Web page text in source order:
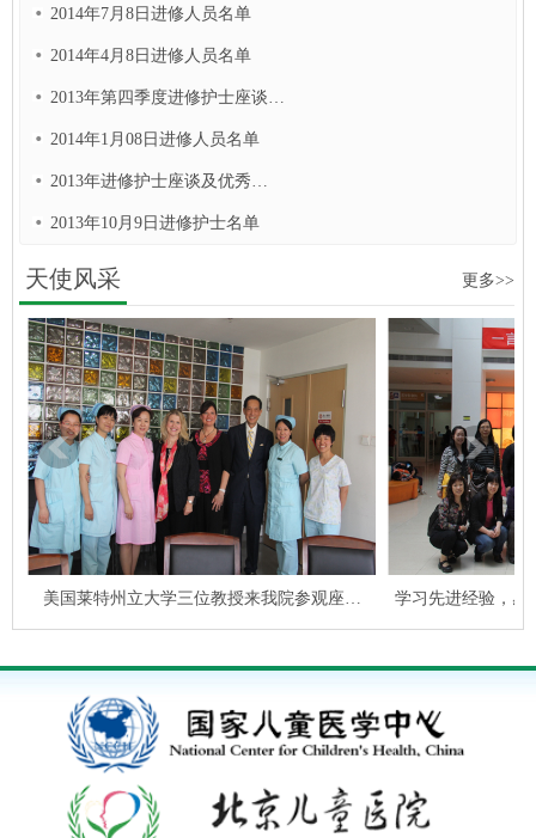
2014年7月8日进修人员名单
2014年4月8日进修人员名单
2013年第四季度进修护士座谈…
2014年1月08日进修人员名单
2013年进修护士座谈及优秀…
2013年10月9日进修护士名单
更多>>
天使风采
美国莱特州立大学三位教授来我院参观座… 学习先进经验，